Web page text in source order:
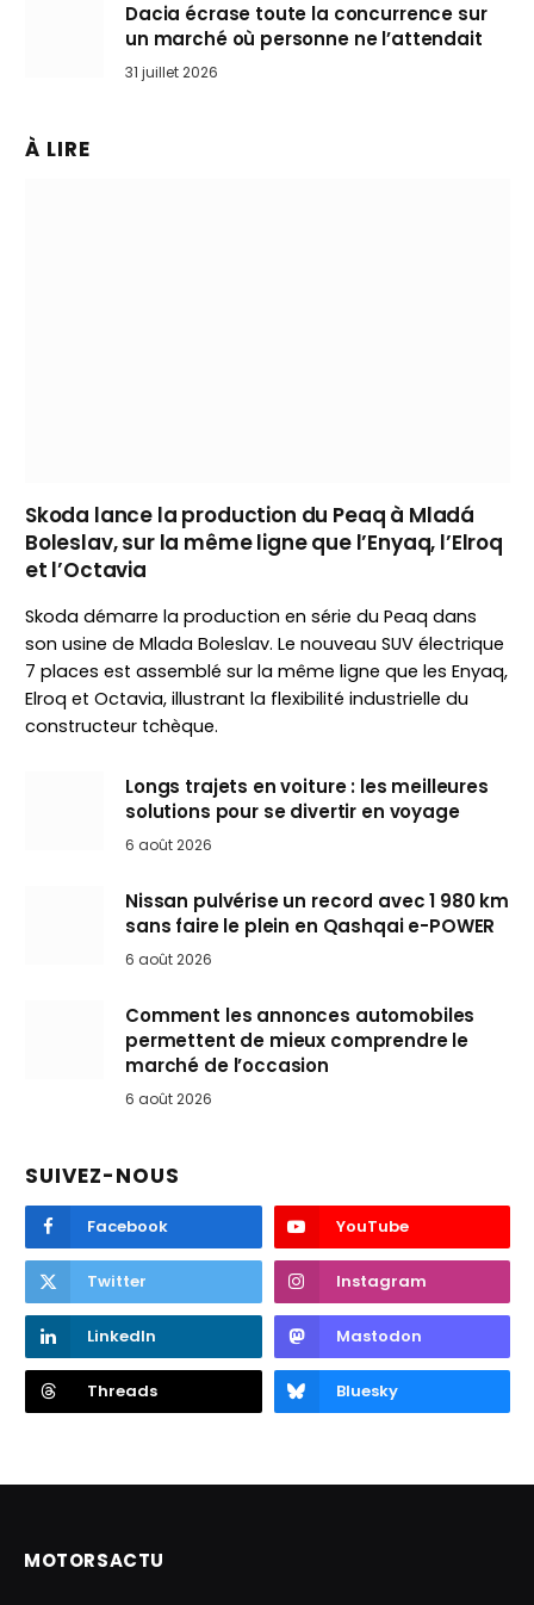
Dacia écrase toute la concurrence sur
un marché où personne ne l’attendait
31 juillet 2026
À LIRE
Skoda lance la production du Peaq à Mladá
Boleslav, sur la même ligne que l’Enyaq, l’Elroq
et l’Octavia
Skoda démarre la production en série du Peaq dans
son usine de Mlada Boleslav. Le nouveau SUV électrique
7 places est assemblé sur la même ligne que les Enyaq,
Elroq et Octavia, illustrant la flexibilité industrielle du
constructeur tchèque.
Longs trajets en voiture : les meilleures
solutions pour se divertir en voyage
6 août 2026
Nissan pulvérise un record avec 1 980 km
sans faire le plein en Qashqai e-POWER
6 août 2026
Comment les annonces automobiles
permettent de mieux comprendre le
marché de l’occasion
6 août 2026
SUIVEZ-NOUS
Facebook YouTube
Twitter Instagram
LinkedIn Mastodon
Threads Bluesky
MOTORSACTU